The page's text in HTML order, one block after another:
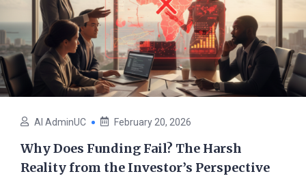
AI AdminUC February 20, 2026
Why Does Funding Fail? The Harsh
Reality from the Investor’s Perspective